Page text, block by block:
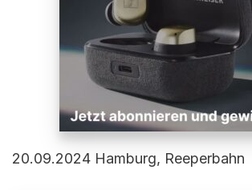
20.09.2024 Hamburg, Reeperbahn